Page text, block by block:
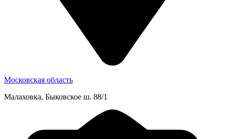
Московская область
Малаховка, Быковское ш. 88/1